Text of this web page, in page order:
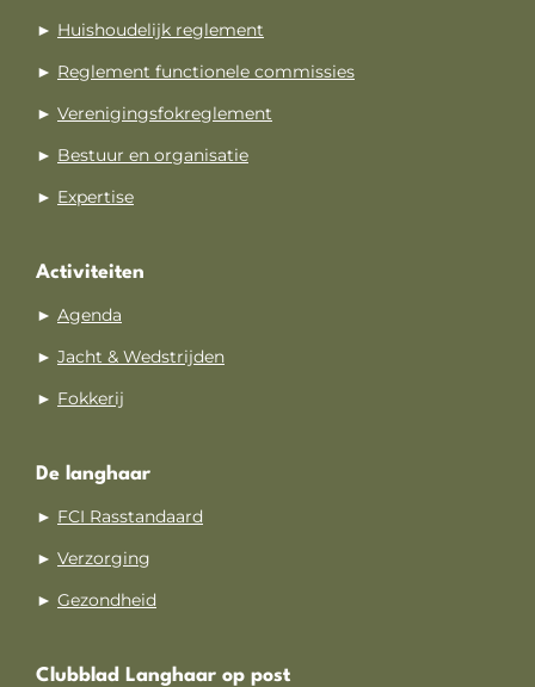
► Huishoudelijk reglement
► Reglement functionele commissies
► Verenigingsfokreglement
► Bestuur en organisatie
► Expertise
Activiteiten
► Agenda
► Jacht & Wedstrijden
► Fokkerij
De langhaar
► FCI Rasstandaard
► Verzorging
► Gezondheid
Clubblad Langhaar op post